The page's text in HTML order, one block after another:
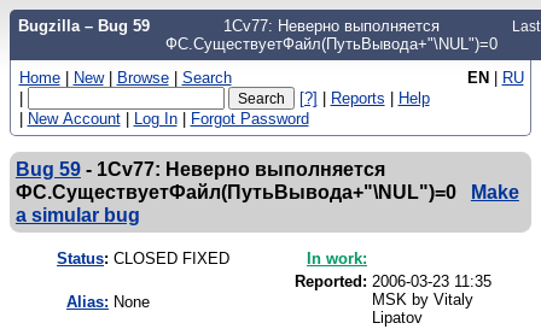
Bugzilla – Bug 59
1Cv77: Неверно выполняется
ФС.СуществуетФайл(ПутьВывода+"\NUL")=0
EN | RU
Home | New | Browse | Search
|
[?] | Reports | Help
| New Account | Log In | Forgot Password
Bug 59 - 1Cv77: Неверно выполняется
ФС.СуществуетФайл(ПутьВывода+"\NUL")=0
Make
a simular bug
Status: CLOSED FIXED
Alias: None
In work:
Reported: 2006-03-23 11:35
MSK by Vitaly
Lipatov